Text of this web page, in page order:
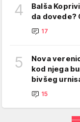
4
Balša
da dovede?
17
5
Nova
kod njega
bivšeg
15